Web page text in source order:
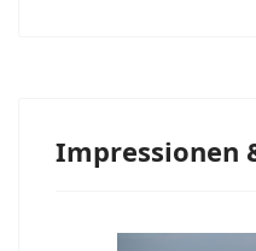
Impressionen